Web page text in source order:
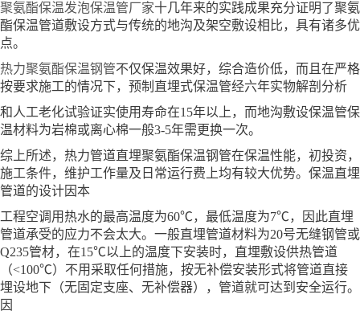
聚氨酯保温发泡保温管厂家十几年来的实践成果充分证明了聚氨
酯保温管道敷设方式与传统的地沟及架空敷设相比，具有诸多优
点。
热力聚氨酯保温钢管不仅保温效果好，综合造价低，而且在严格
按要求施工的情况下，预制直埋式保温管经六年实物解剖分析
和人工老化试验证实使用寿命在15年以上，而地沟敷设保温管保
温材料为岩棉或离心棉一般3-5年需更换一次。
综上所述，热力管道直埋聚氨酯保温钢管在保温性能，初投资，
施工条件，维护工作量及日常运行费上均有较大优势。保温直埋
管道的设计因本
工程空调用热水的最高温度为60℃，最低温度为7℃，因此直埋
管道承受的应力不会太大。一般直埋管道材料为20号无缝钢管或
Q235管材，在15℃以上的温度下安装时，直埋敷设供热管道
（<100℃）不用采取任何措施，按无补偿安装形式将管道直接
埋设地下（无固定支座、无补偿器），管道就可达到安全运行。
因